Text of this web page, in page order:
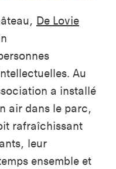
De Lovie
Au
a installé
air dans le parc,
rafraîchissant
leur
ensemble et